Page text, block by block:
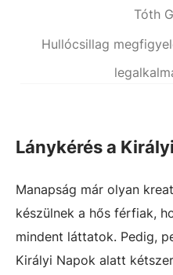
Tóth
Hullócsillag
Lánykérés a
Manapság már olyan
készülnek a hős férfiak,
mindent láttatok. Pedig,
Királyi Napok alatt